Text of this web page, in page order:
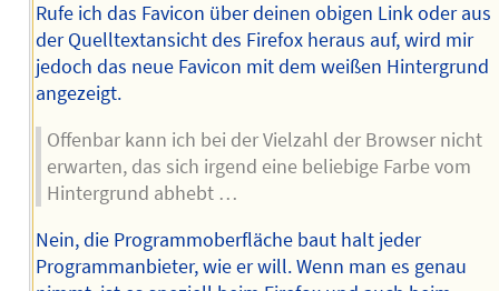
Rufe ich das Favicon über deinen obigen Link oder aus
der Quelltextansicht des Firefox heraus auf, wird mir
jedoch das neue Favicon mit dem weißen Hintergrund
angezeigt.
Offenbar kann ich bei der Vielzahl der Browser nicht
erwarten, das sich irgend eine beliebige Farbe vom
Hintergrund abhebt …
Nein, die Programmoberfläche baut halt jeder
Programmanbieter, wie er will. Wenn man es genau